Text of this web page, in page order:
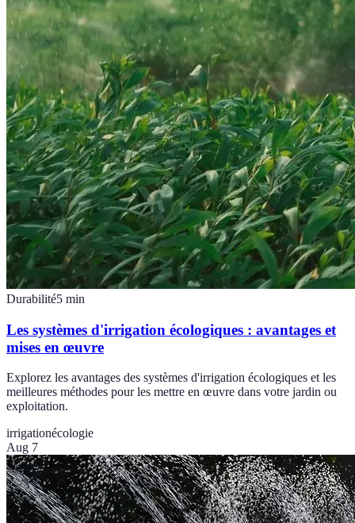
Durabilité5 min
Les systèmes d'irrigation écologiques : avantages et
mises en œuvre
Explorez les avantages des systèmes d'irrigation écologiques et les
meilleures méthodes pour les mettre en œuvre dans votre jardin ou
exploitation.
irrigationécologie
Aug 7